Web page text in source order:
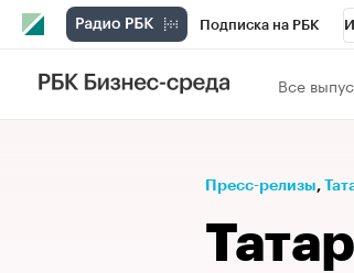
Подписка на РБК
РБК Вино
Проверка
Все
Пресс-релизы⁠,